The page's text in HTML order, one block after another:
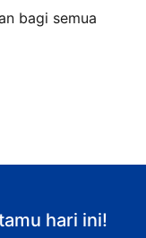
bagi semua
hari ini!